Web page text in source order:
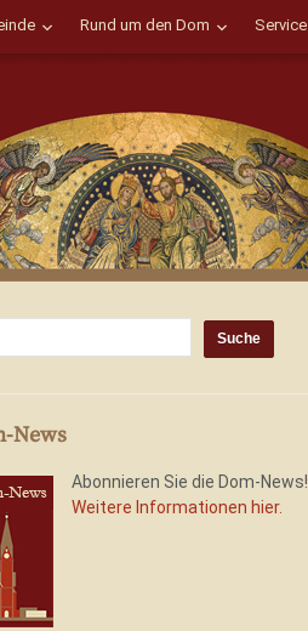
Rund um den Dom Service
News
Abonnieren Sie die Dom-News!
Weitere Informationen hier.